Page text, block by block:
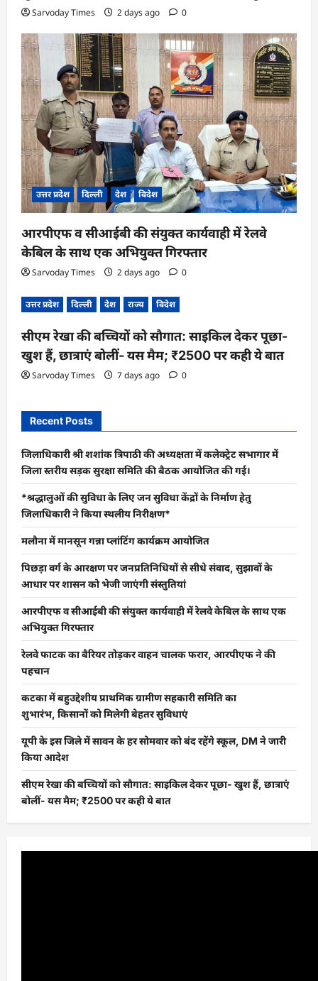
Sarvoday Times 2 days ago 0
उत्तर प्रदेश दिल्ली देश विदेश
आरपीएफ व सीआईबी की संयुक्त कार्यवाही में रेलवे
केबिल के साथ एक अभियुक्त गिरफ्तार
Sarvoday Times 2 days ago 0
उत्तर प्रदेश दिल्ली देश राज्य विदेश
सीएम रेखा की बच्चियों को सौगात: साइकिल देकर पूछा-
खुश हैं, छात्राएं बोलीं- यस मैम; ₹2500 पर कही ये बात
Sarvoday Times 7 days ago 0
Recent Posts
जिलाधिकारी श्री शशांक त्रिपाठी की अध्यक्षता में कलेक्ट्रेट सभागार में
जिला स्तरीय सड़क सुरक्षा समिति की बैठक आयोजित की गई।
*श्रद्धालुओं की सुविधा के लिए जन सुविधा केंद्रों के निर्माण हेतु
जिलाधिकारी ने किया स्थलीय निरीक्षण*
मलौना में मानसून गन्ना प्लांटिंग कार्यक्रम आयोजित
पिछड़ा वर्ग के आरक्षण पर जनप्रतिनिधियों से सीधे संवाद, सुझावों के
आधार पर शासन को भेजी जाएंगी संस्तुतियां
आरपीएफ व सीआईबी की संयुक्त कार्यवाही में रेलवे केबिल के साथ एक
अभियुक्त गिरफ्तार
रेलवे फाटक का बैरियर तोड़कर वाहन चालक फरार, आरपीएफ ने की
पहचान
कटका में बहुउद्देशीय प्राथमिक ग्रामीण सहकारी समिति का
शुभारंभ, किसानों को मिलेगी बेहतर सुविधाएं
यूपी के इस जिले में सावन के हर सोमवार को बंद रहेंगे स्कूल, DM ने जारी
किया आदेश
सीएम रेखा की बच्चियों को सौगात: साइकिल देकर पूछा- खुश हैं, छात्राएं
बोलीं- यस मैम; ₹2500 पर कही ये बात